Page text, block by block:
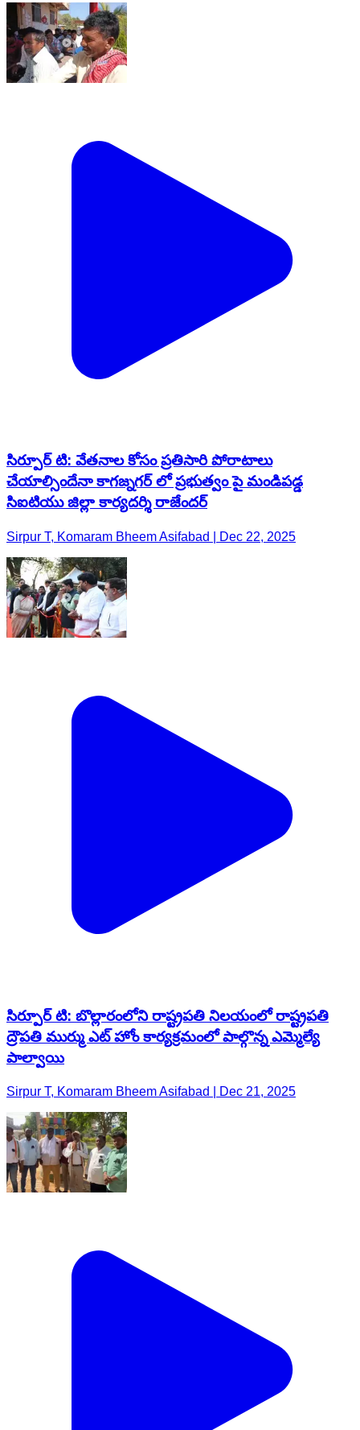
సిర్పూర్ టి: వేతనాల కోసం ప్రతిసారి పోరాటాలు
చేయాల్సిందేనా కాగజ్నగర్ లో ప్రభుత్వం పై మండిపడ్డ
సిఐటియు జిల్లా కార్యదర్శి రాజేందర్
Sirpur T, Komaram Bheem Asifabad | Dec 22, 2025
సిర్పూర్ టి: బొల్లారంలోని రాష్ట్రపతి నిలయంలో రాష్ట్రపతి
ద్రౌపతి ముర్ము ఎట్ హోం కార్యక్రమంలో పాల్గొన్న ఎమ్మెల్యే
పాల్వాయి
Sirpur T, Komaram Bheem Asifabad | Dec 21, 2025